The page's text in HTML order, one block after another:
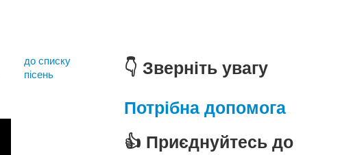
до списку
пісень
👇 Зверніть увагу
Потрібна допомога
👍 Приєднуйтесь до